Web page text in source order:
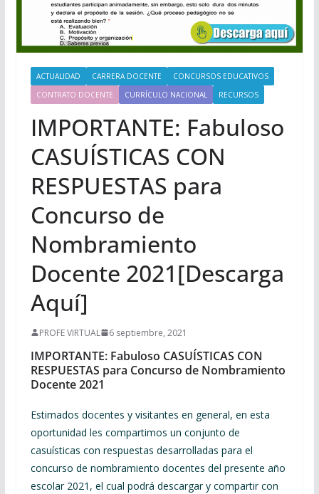
ACTUALIDAD CARRERA DOCENTE
CONCURSOS EDUCATIVOS
CONTRATO DOCENTE
CURRÍCULO NACIONAL RECURSOS
IMPORTANTE: Fabuloso
CASUÍSTICAS CON
RESPUESTAS para
Concurso de
Nombramiento
Docente 2021[Descarga
Aquí]
PROFE VIRTUAL 6 septiembre, 2021
IMPORTANTE: Fabuloso CASUÍSTICAS CON
RESPUESTAS para Concurso de Nombramiento
Docente 2021
Estimados docentes y visitantes en general, en esta
oportunidad les compartimos un conjunto de
casuísticas con respuestas desarrolladas para el
concurso de nombramiento docentes del presente año
escolar 2021, el cual podrá descargar y compartir con